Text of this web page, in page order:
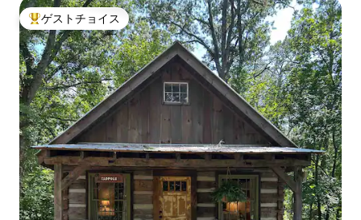
大好評のゲストチョイスです。
ゲストチョイス